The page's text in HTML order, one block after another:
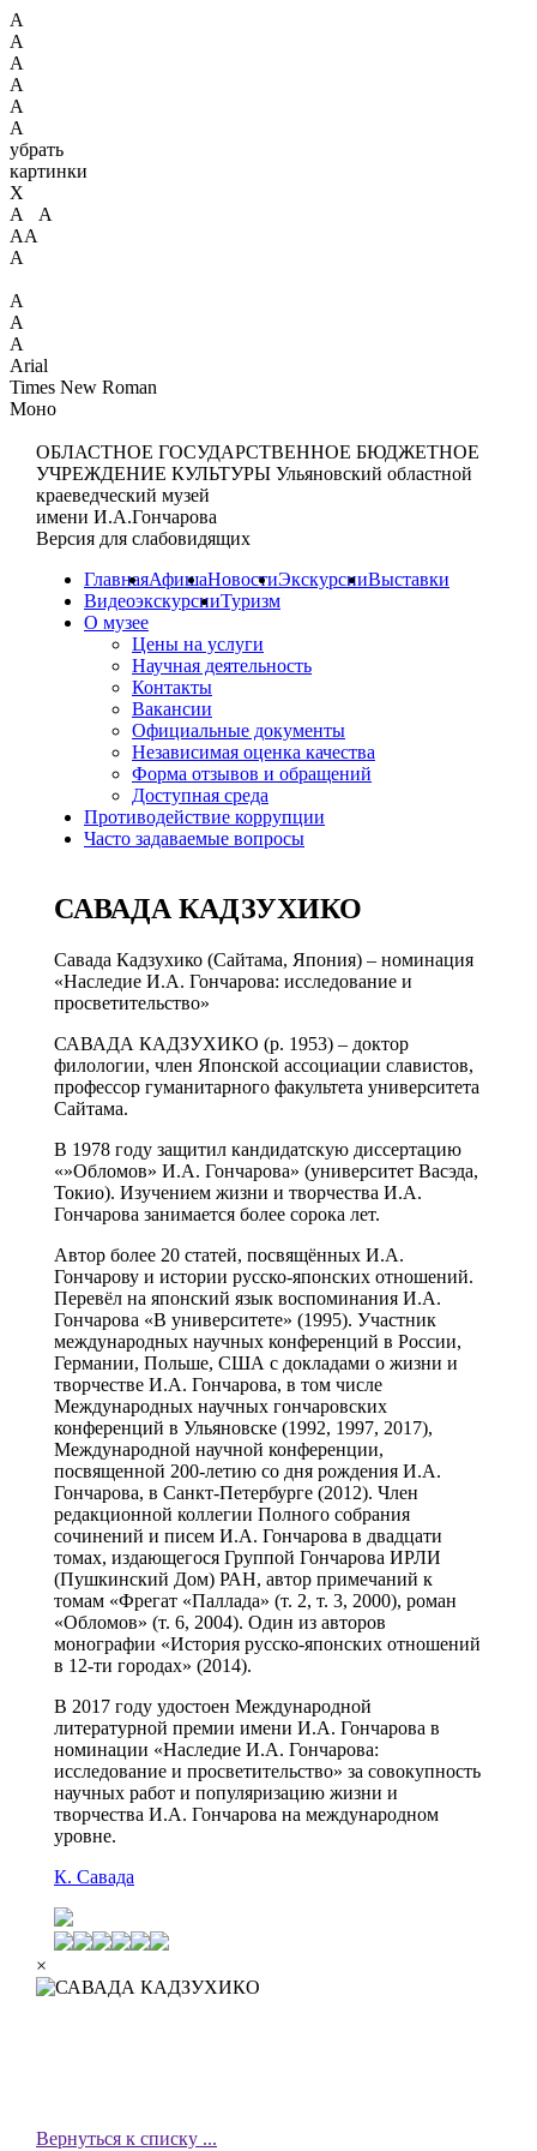
А
А
А
А
А
А
убрать
картинки
X
А А
АА
А
А
А
А
Arial
Times New Roman
Моно
ОБЛАСТНОЕ ГОСУДАРСТВЕННОЕ БЮДЖЕТНОЕ
УЧРЕЖДЕНИЕ КУЛЬТУРЫ Ульяновский областной
краеведческий музей
имени И.А.Гончарова
Версия для слабовидящих
ГлавнаяАфишаНовостиЭкскурсииВыставки
ВидеоэкскурсииТуризм
О музее
Цены на услуги
Научная деятельность
Контакты
Вакансии
Официальные документы
Независимая оценка качества
Форма отзывов и обращений
Доступная среда
Противодействие коррупции
Часто задаваемые вопросы
САВАДА КАДЗУХИКО
Савада Кадзухико (Сайтама, Япония) – номинация
«Наследие И.А. Гончарова: исследование и
просветительство»
САВАДА КАДЗУХИКО (р. 1953) – доктор
филологии, член Японской ассоциации славистов,
профессор гуманитарного факультета университета
Сайтама.
В 1978 году защитил кандидатскую диссертацию
«»Обломов» И.А. Гончарова» (университет Васэда,
Токио). Изучением жизни и творчества И.А.
Гончарова занимается более сорока лет.
Автор более 20 статей, посвящённых И.А.
Гончарову и истории русско-японских отношений.
Перевёл на японский язык воспоминания И.А.
Гончарова «В университете» (1995). Участник
международных научных конференций в России,
Германии, Польше, США с докладами о жизни и
творчестве И.А. Гончарова, в том числе
Международных научных гончаровских
конференций в Ульяновске (1992, 1997, 2017),
Международной научной конференции,
посвященной 200-летию со дня рождения И.А.
Гончарова, в Санкт-Петербурге (2012). Член
редакционной коллегии Полного собрания
сочинений и писем И.А. Гончарова в двадцати
томах, издающегося Группой Гончарова ИРЛИ
(Пушкинский Дом) РАН, автор примечаний к
томам «Фрегат «Паллада» (т. 2, т. 3, 2000), роман
«Обломов» (т. 6, 2004). Один из авторов
монографии «История русско-японских отношений
в 12-ти городах» (2014).
В 2017 году удостоен Международной
литературной премии имени И.А. Гончарова в
номинации «Наследие И.А. Гончарова:
исследование и просветительство» за совокупность
научных работ и популяризацию жизни и
творчества И.А. Гончарова на международном
уровне.
К. Савада
×
Вернуться к списку ...